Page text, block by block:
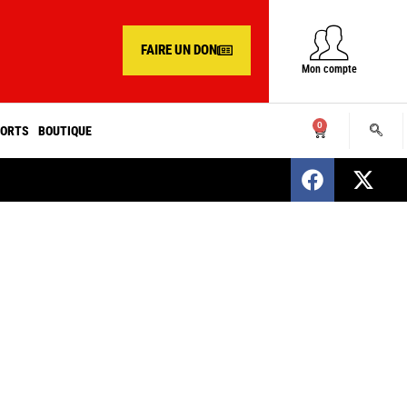
FAIRE UN DON
Mon compte
BOUTIQUE 0
SENEGAL : Nomination d’un nouveau